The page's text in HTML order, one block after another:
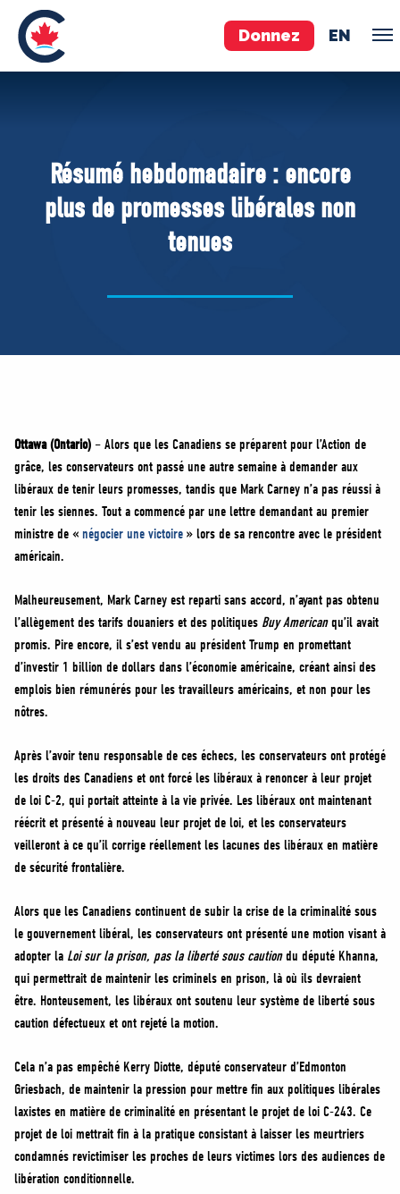
Donnez EN
Pierre Poilievre
Vos députés conservateurs
Cabinet fantôme
Exécutif national
Documents constitutifs
BÉNÉVOLE
ADHÉREZ
BOUTIQUE
Résumé hebdomadaire : encore
plus de promesses libérales non
tenues
Ottawa (Ontario) – Alors que les Canadiens se préparent pour l’Action de
grâce, les conservateurs ont passé une autre semaine à demander aux
libéraux de tenir leurs promesses, tandis que Mark Carney n’a pas réussi à
tenir les siennes. Tout a commencé par une lettre demandant au premier
ministre de « négocier une victoire » lors de sa rencontre avec le président
américain.
Malheureusement, Mark Carney est reparti sans accord, n’ayant pas obtenu
l’allègement des tarifs douaniers et des politiques Buy Americanqu’il avait
promis. Pire encore, il s’est vendu au président Trump en promettant
d’investir 1 billion de dollars dans l’économie américaine, créant ainsi des
emplois bien rémunérés pour les travailleurs américains, et non pour les
nôtres.
Après l’avoir tenu responsable de ces échecs, les conservateurs ont protégé
les droits des Canadiens et ont forcé les libéraux à renoncer à leur projet
de loi C-2, qui portait atteinte à la vie privée. Les libéraux ont maintenant
réécrit et présenté à nouveau leur projet de loi, et les conservateurs
veilleront à ce qu’il corrige réellement les lacunes des libéraux en matière
de sécurité frontalière.
Alors que les Canadiens continuent de subir la crise de la criminalité sous
le gouvernement libéral, les conservateurs ont présenté une motion visant à
adopter la Loi sur la prison, pas la liberté sous cautiondu député Khanna,
qui permettrait de maintenir les criminels en prison, là où ils devraient
être. Honteusement, les libéraux ont soutenu leur système de liberté sous
caution défectueux et ont rejeté la motion.
Cela n’a pas empêché Kerry Diotte, député conservateur d’Edmonton
Griesbach, de maintenir la pression pour mettre fin aux politiques libérales
laxistes en matière de criminalité en présentant le projet de loi C-243. Ce
projet de loi mettrait fin à la pratique consistant à laisser les meurtriers
condamnés revictimiser les proches de leurs victimes lors des audiences de
libération conditionnelle.